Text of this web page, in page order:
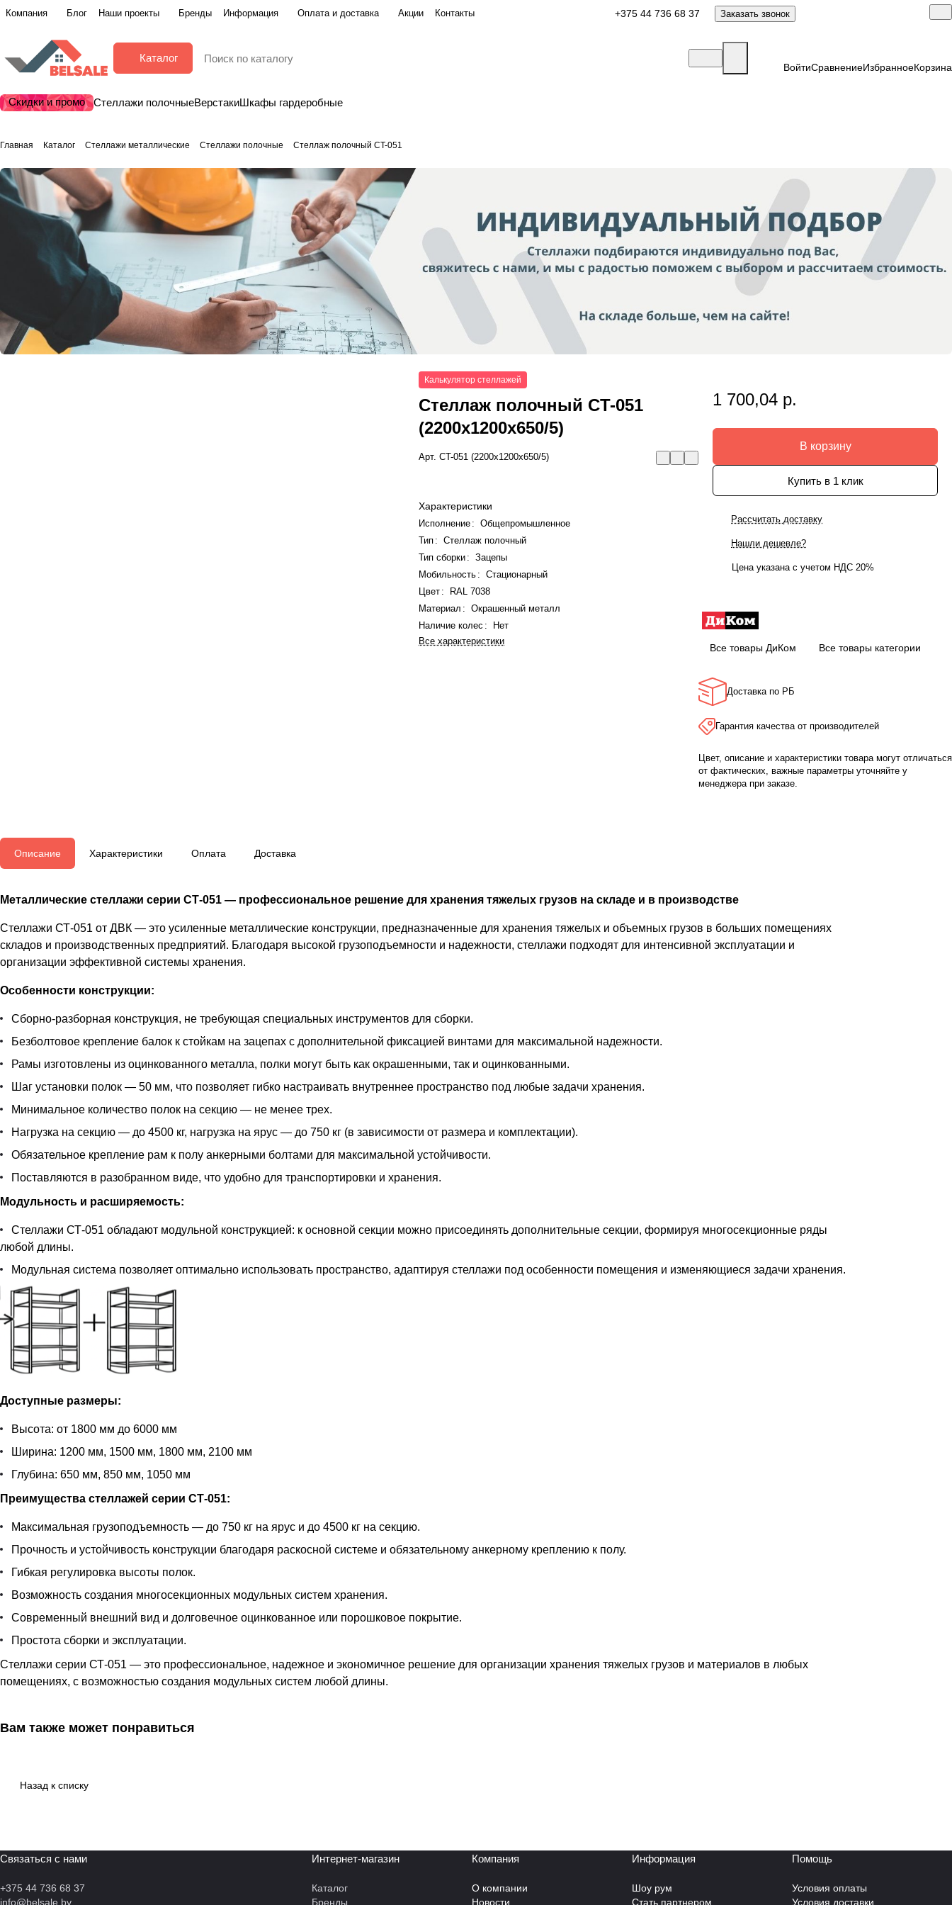
Компания Блог Наши проекты Бренды Информация Оплата и доставка Акции Контакты +375 44 736 68 37 Заказать звонок
Каталог
ВойтиСравнениеИзбранноеКорзина
Скидки и промо Стеллажи полочныеВерстакиШкафы гардеробные
Главная Каталог Стеллажи металлические Стеллажи полочные Стеллаж полочный СT-051
Калькулятор стеллажей
Стеллаж полочный СT-051
(2200x1200x650/5)
Арт.СT-051 (2200x1200x650/5)
Характеристики
Исполнение :
Общепромышленное
Тип :
Стеллаж полочный
Тип сборки:
Зацепы
Мобильность :
Стационарный
Цвет :
RAL 7038
Материал :
Окрашенный металл
Наличие колес :
Нет
Все характеристики
1 700,04 р.
В корзину
Купить в 1 клик
Рассчитать доставку
Нашли дешевле?
Цена указана с учетом НДС 20%
Все товары ДиКом Все товары категории
Доставка по РБ
Гарантия качества от производителей
Цвет, описание и характеристики товара могут отличаться
от фактических, важные параметры уточняйте у
менеджера при заказе.
Описание Характеристики Оплата Доставка
Металлические стеллажи серии СТ-051 — профессиональное решение для хранения тяжелых грузов на складе и в производстве
Стеллажи СТ-051 от ДВК — это усиленные металлические конструкции, предназначенные для хранения тяжелых и объемных грузов в больших помещениях
складов и производственных предприятий. Благодаря высокой грузоподъемности и надежности, стеллажи подходят для интенсивной эксплуатации и
организации эффективной системы хранения.
Особенности конструкции:
Сборно-разборная конструкция, не требующая специальных инструментов для сборки.
Безболтовое крепление балок к стойкам на зацепах с дополнительной фиксацией винтами для максимальной надежности.
Рамы изготовлены из оцинкованного металла, полки могут быть как окрашенными, так и оцинкованными.
Шаг установки полок — 50 мм, что позволяет гибко настраивать внутреннее пространство под любые задачи хранения.
Минимальное количество полок на секцию — не менее трех.
Нагрузка на секцию — до 4500 кг, нагрузка на ярус — до 750 кг (в зависимости от размера и комплектации).
Обязательное крепление рам к полу анкерными болтами для максимальной устойчивости.
Поставляются в разобранном виде, что удобно для транспортировки и хранения.
Модульность и расширяемость:
Стеллажи СТ-051 обладают модульной конструкцией: к основной секции можно присоединять дополнительные секции, формируя многосекционные ряды
любой длины.
Модульная система позволяет оптимально использовать пространство, адаптируя стеллажи под особенности помещения и изменяющиеся задачи хранения.
Доступные размеры:
Высота: от 1800 мм до 6000 мм
Ширина: 1200 мм, 1500 мм, 1800 мм, 2100 мм
Глубина: 650 мм, 850 мм, 1050 мм
Преимущества стеллажей серии СТ-051:
Максимальная грузоподъемность — до 750 кг на ярус и до 4500 кг на секцию.
Прочность и устойчивость конструкции благодаря раскосной системе и обязательному анкерному креплению к полу.
Гибкая регулировка высоты полок.
Возможность создания многосекционных модульных систем хранения.
Современный внешний вид и долговечное оцинкованное или порошковое покрытие.
Простота сборки и эксплуатации.
Стеллажи серии СТ-051 — это профессиональное, надежное и экономичное решение для организации хранения тяжелых грузов и материалов в любых
помещениях, с возможностью создания модульных систем любой длины.
Вам также может понравиться
Назад к списку
Связаться с нами
+375 44 736 68 37
info@belsale.by
Интернет-магазин
Каталог
Бренды
Компания
О компании
Новости
Информация
Шоу рум
Стать партнером
Помощь
Условия оплаты
Условия доставки